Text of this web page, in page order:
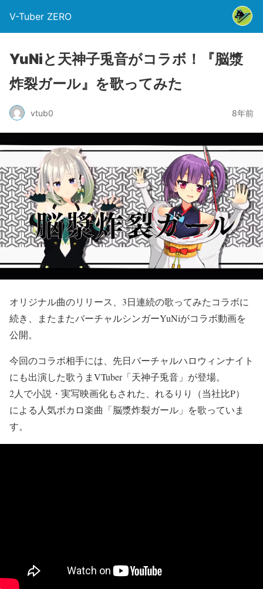
V-Tuber ZERO
YuNiと天神子兎音がコラボ！『脳漿
炸裂ガール』を歌ってみた
vtub0 8年前
オリジナル曲のリリース、3日連続の歌ってみたコラボに
続き、またまたバーチャルシンガーYuNiがコラボ動画を
公開。
今回のコラボ相手には、先日バーチャルハロウィンナイト
にも出演した歌うまVTuber「天神子兎音」が登場。
2人で小説・実写映画化もされた、れるりり（当社比P）
による人気ボカロ楽曲「脳漿炸裂ガール」を歌っていま
す。